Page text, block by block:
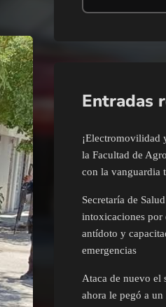
Entradas
¡Electromovilidad
la Facultad de
con la vanguardia
Secretaría de
intoxicaciones por
antídoto y
emergencias
Ataca de nuevo el
ahora le pegó a